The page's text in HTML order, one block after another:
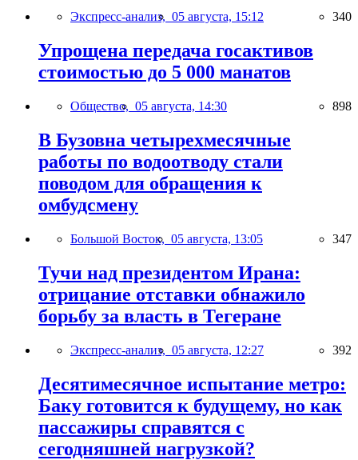
Экспресс-анализ, 05 августа, 15:12 340
Упрощена передача госактивов
стоимостью до 5 000 манатов
Общество, 05 августа, 14:30 898
В Бузовна четырехмесячные
работы по водоотводу стали
поводом для обращения к
омбудсмену
Большой Восток, 05 августа, 13:05 347
Тучи над президентом Ирана:
отрицание отставки обнажило
борьбу за власть в Тегеране
Экспресс-анализ, 05 августа, 12:27 392
Десятимесячное испытание метро:
Баку готовится к будущему, но как
пассажиры справятся с
сегодняшней нагрузкой?